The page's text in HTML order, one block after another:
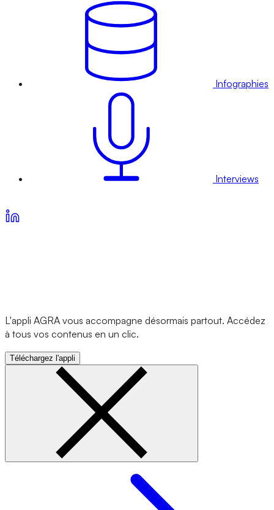
Infographies
Interviews
L'appli AGRA vous accompagne désormais partout. Accédez
à tous vos contenus en un clic.
Téléchargez l'appli